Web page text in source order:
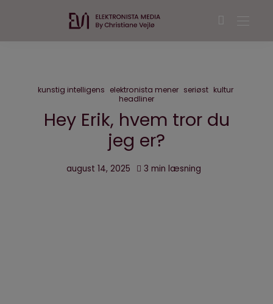
kunstig intelligens elektronista mener seriøst kultur
headliner
Hey Erik, hvem tror du
jeg er?
august 14, 2025 3 min læsning